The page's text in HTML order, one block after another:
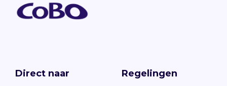
Direct naar Regelingen